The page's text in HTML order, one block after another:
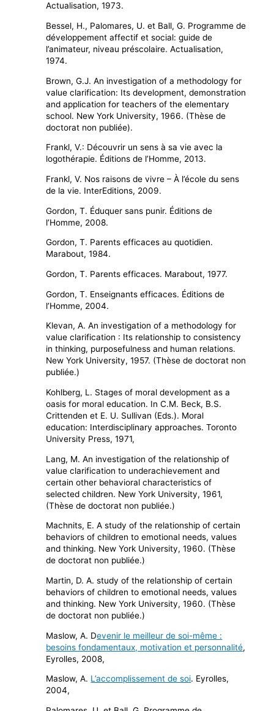
Actualisation, 1973.
Bessel, H., Palomares, U. et Ball, G. Programme de
développement affectif et social: guide de
l’animateur, niveau préscolaire. Actualisation,
1974.
Brown, G.J. An investigation of a methodology for
value clarifica­tion: Its development, demonstration
and application for teachers of the elementary
school. New York University, 1966. (Thèse de
doctorat non publiée).
Frankl, V.: Découvrir un sens à sa vie avec la
logothérapie. Éditions de l’Homme, 2013.
Frankl, V. Nos raisons de vivre – À l’école du sens
de la vie. InterEditions, 2009.
Gordon, T. Éduquer sans punir. Éditions de
l’Homme, 2008.
Gordon, T. Parents efficaces au quotidien.
Marabout, 1984.
Gordon, T. Parents efficaces. Marabout, 1977.
Gordon, T. Enseignants efficaces. Éditions de
l’Homme, 2004.
Klevan, A. An investigation of a methodology for
value clarifica­tion : Its relationship to consistency
in thinking, purposefulness and human relations.
New York University, 1957. (Thèse de doctorat non
publiée.)
Kohlberg, L. Stages of moral development as a
oasis for moral education. In C.M. Beck, B.S.
Crittenden et E. U. Sullivan (Eds.). Moral
education: Interdisciplinary approaches. Toronto
University Press, 1971,
Lang, M. An investigation of the relationship of
value clarification to underachievement and
certain other behavioral characteristics of
selected children. New York University, 1961,
(Thèse de doctorat non publiée.)
Machnits, E. A study of the relationship of certain
behaviors of children to emotional needs, values
and thinking. New York Uni­versity, 1960. (Thèse
de doctorat non publiée.)
Martin, D. A. study of the relationship of certain
behaviors of chil­dren to emotional needs, values
and thinking. New York University, 1960. (Thèse
de doctorat non publiée.)
Maslow, A. Devenir le meilleur de soi-même :
besoins fondamentaux, motivation et personnalité,
Eyrolles, 2008,
Maslow, A. L’accomplissement de soi. Eyrolles,
2004,